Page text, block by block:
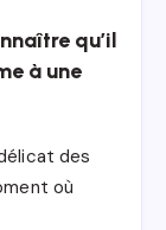
qu’il
à une
des
où